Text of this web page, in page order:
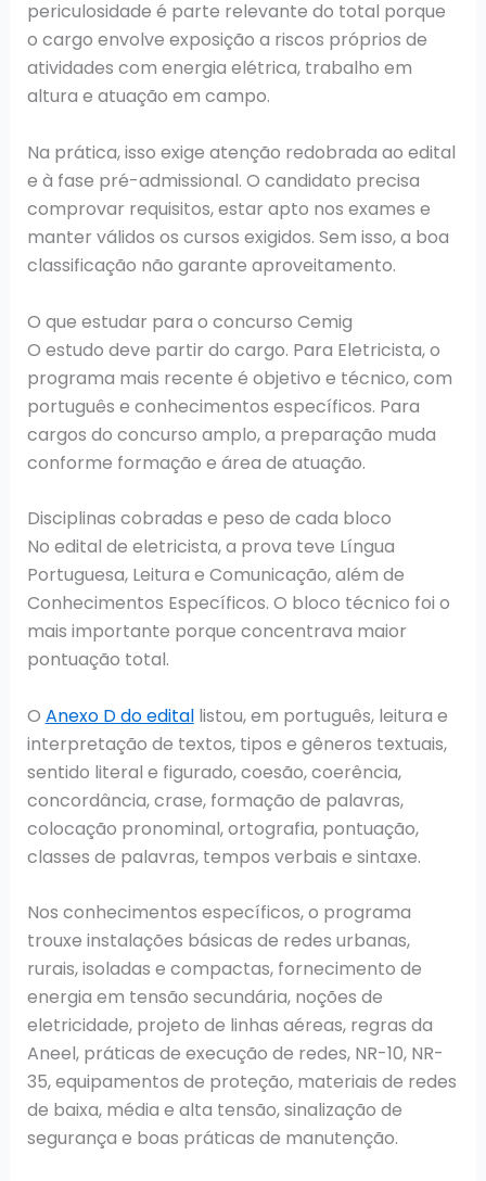
periculosidade é parte relevante do total porque
o cargo envolve exposição a riscos próprios de
atividades com energia elétrica, trabalho em
altura e atuação em campo.
Na prática, isso exige atenção redobrada ao edital
e à fase pré-admissional. O candidato precisa
comprovar requisitos, estar apto nos exames e
manter válidos os cursos exigidos. Sem isso, a boa
classificação não garante aproveitamento.
O que estudar para o concurso Cemig
O estudo deve partir do cargo. Para Eletricista, o
programa mais recente é objetivo e técnico, com
português e conhecimentos específicos. Para
cargos do concurso amplo, a preparação muda
conforme formação e área de atuação.
Disciplinas cobradas e peso de cada bloco
No edital de eletricista, a prova teve Língua
Portuguesa, Leitura e Comunicação, além de
Conhecimentos Específicos. O bloco técnico foi o
mais importante porque concentrava maior
pontuação total.
O Anexo D do editallistou, em português, leitura e
interpretação de textos, tipos e gêneros textuais,
sentido literal e figurado, coesão, coerência,
concordância, crase, formação de palavras,
colocação pronominal, ortografia, pontuação,
classes de palavras, tempos verbais e sintaxe.
Nos conhecimentos específicos, o programa
trouxe instalações básicas de redes urbanas,
rurais, isoladas e compactas, fornecimento de
energia em tensão secundária, noções de
eletricidade, projeto de linhas aéreas, regras da
Aneel, práticas de execução de redes, NR-10, NR-
35, equipamentos de proteção, materiais de redes
de baixa, média e alta tensão, sinalização de
segurança e boas práticas de manutenção.